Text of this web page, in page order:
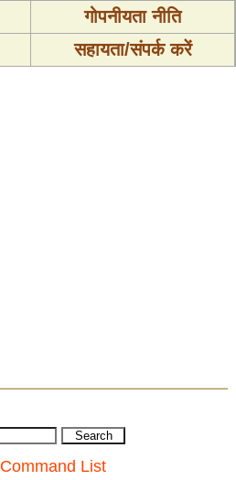
गोपनीयता नीति
सहायता/संपर्क करें
Command List